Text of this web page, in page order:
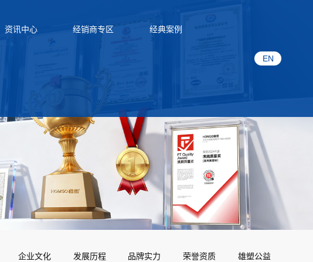
资讯中心 经销商专区 经典案例
EN
企业文化 发展历程 品牌实力 荣誉资质 雄塑公益